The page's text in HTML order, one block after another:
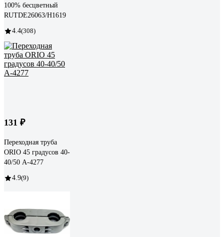
100% бесцветный
RUTDE26063/H1619
4.4(308)
131 ₽
Переходная труба
ORIO 45 градусов 40-
40/50 А-4277
4.9(9)